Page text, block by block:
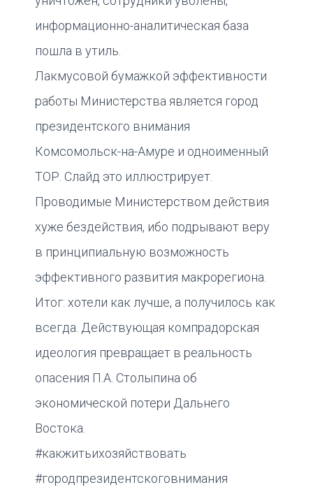
информационно-аналитическая база
пошла в утиль.
Лакмусовой бумажкой эффективности
работы Министерства является город
президентского внимания
Комсомольск-на-Амуре и одноименный
ТОР. Слайд это иллюстрирует.
Проводимые Министерством действия
хуже бездействия, ибо подрывают веру
в принципиальную возможность
эффективного развития макрорегиона.
Итог: хотели как лучше, а получилось как
всегда. Действующая компрадорская
идеология превращает в реальность
опасения П.А. Столыпина об
экономической потери Дальнего
Востока.
#какжитьихозяйствовать
#городпрезидентскоговнимания